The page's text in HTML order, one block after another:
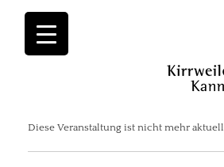
Diese Veranstaltung ist nicht mehr aktuell